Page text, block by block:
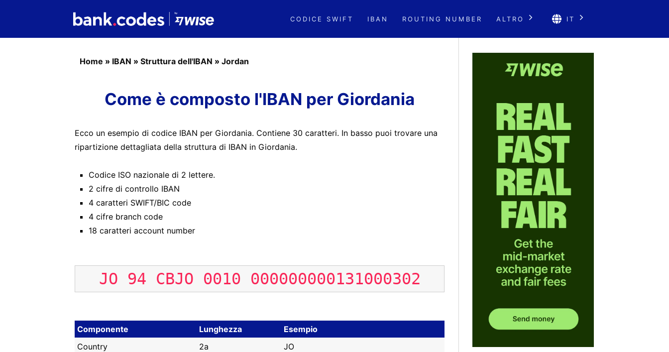
CODICE SWIFT IBAN ROUTING NUMBER ALTRO IT
Home » IBAN » Struttura dell'IBAN » Jordan
Come è composto l'IBAN per Giordania
Ecco un esempio di codice IBAN per Giordania. Contiene 30 caratteri. In basso puoi trovare una
ripartizione dettagliata della struttura di IBAN in Giordania.
Codice ISO nazionale di 2 lettere.
2 cifre di controllo IBAN
4 caratteri SWIFT/BIC code
4 cifre branch code
18 caratteri account number
JO 94 CBJO 0010 000000000131000302
Componente Lunghezza
Esempio
Country
2a
JO